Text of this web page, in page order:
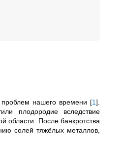
нашего времени [1]
плодородие вследствие
области. После банкротства
солей тяжёлых металлов,